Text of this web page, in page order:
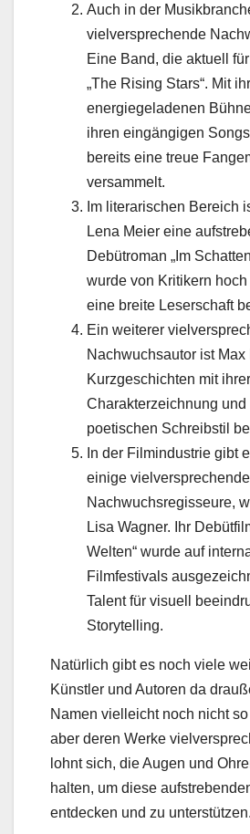
Auch in der
vielversprechende
Eine Band, die aktuell
„The Rising Stars“. Mit
energiegeladenen
ihren eingängigen
bereits eine treue
versammelt.
Im literarischen Bereich
Lena Meier eine
Debütroman „Im
wurde von Kritikern
eine breite Leserschaft
Ein weiterer
Nachwuchsautor ist Max
Kurzgeschichten mit
Charakterzeichnung und
poetischen Schreibstil
In der Filmindustrie gibt
einige vielversprechende
Nachwuchsregisseure,
Lisa Wagner. Ihr
Welten“ wurde auf
Filmfestivals
Talent für visuell
Storytelling.
Natürlich gibt es noch viele
Künstler und Autoren da
Namen vielleicht noch nicht
aber deren Werke
lohnt sich, die Augen und
halten, um diese
entdecken und zu unterstützen.